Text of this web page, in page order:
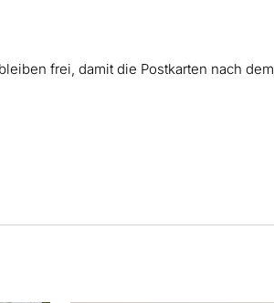
frei, damit die Postkarten nach dem